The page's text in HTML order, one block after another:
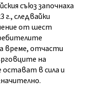
съюз започнаха
г., следвайки
от шест
време, отчасти
на
в сила и